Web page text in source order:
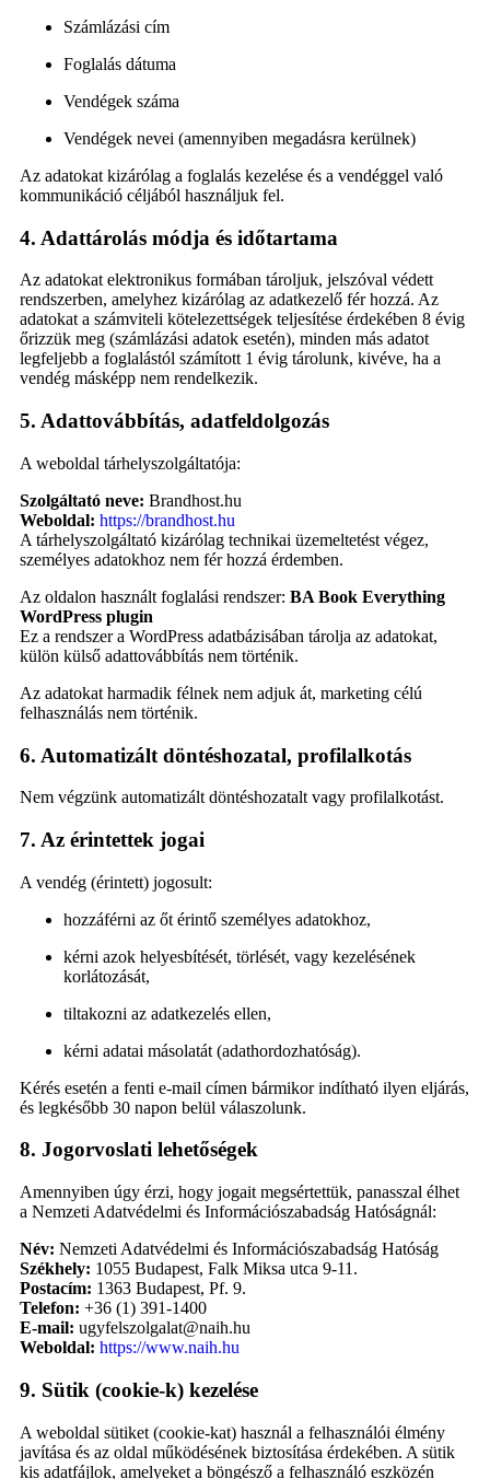
Számlázási cím
Foglalás dátuma
Vendégek száma
Vendégek nevei (amennyiben megadásra kerülnek)
Az adatokat kizárólag a foglalás kezelése és a vendéggel való
kommunikáció céljából használjuk fel.
4. Adattárolás módja és időtartama
Az adatokat elektronikus formában tároljuk, jelszóval védett
rendszerben, amelyhez kizárólag az adatkezelő fér hozzá. Az
adatokat a számviteli kötelezettségek teljesítése érdekében 8 évig
őrizzük meg (számlázási adatok esetén), minden más adatot
legfeljebb a foglalástól számított 1 évig tárolunk, kivéve, ha a
vendég másképp nem rendelkezik.
5. Adattovábbítás, adatfeldolgozás
A weboldal tárhelyszolgáltatója:
Szolgáltató neve: Brandhost.hu
Weboldal: https://brandhost.hu
A tárhelyszolgáltató kizárólag technikai üzemeltetést végez,
személyes adatokhoz nem fér hozzá érdemben.
Az oldalon használt foglalási rendszer: BA Book Everything
WordPress plugin
Ez a rendszer a WordPress adatbázisában tárolja az adatokat,
külön külső adattovábbítás nem történik.
Az adatokat harmadik félnek nem adjuk át, marketing célú
felhasználás nem történik.
6. Automatizált döntéshozatal, profilalkotás
Nem végzünk automatizált döntéshozatalt vagy profilalkotást.
7. Az érintettek jogai
A vendég (érintett) jogosult:
hozzáférni az őt érintő személyes adatokhoz,
kérni azok helyesbítését, törlését, vagy kezelésének
korlátozását,
tiltakozni az adatkezelés ellen,
kérni adatai másolatát (adathordozhatóság).
Kérés esetén a fenti e-mail címen bármikor indítható ilyen eljárás,
és legkésőbb 30 napon belül válaszolunk.
8. Jogorvoslati lehetőségek
Amennyiben úgy érzi, hogy jogait megsértettük, panasszal élhet
a Nemzeti Adatvédelmi és Információszabadság Hatóságnál:
Név: Nemzeti Adatvédelmi és Információszabadság Hatóság
Székhely: 1055 Budapest, Falk Miksa utca 9-11.
Postacím: 1363 Budapest, Pf. 9.
Telefon: +36 (1) 391-1400
E-mail: ugyfelszolgalat@naih.hu
Weboldal: https://www.naih.hu
9. Sütik (cookie-k) kezelése
A weboldal sütiket (cookie-kat) használ a felhasználói élmény
javítása és az oldal működésének biztosítása érdekében. A sütik
kis adatfájlok, amelyeket a böngésző a felhasználó eszközén